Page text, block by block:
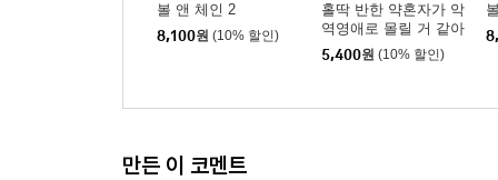
볼 앤 체인 2
8,100원 (10% 할인)
홀딱 반한 약혼자가 악
역영애로 몰릴 거 같아
서 4
5,400원 (10% 할인)
만든 이 코멘트